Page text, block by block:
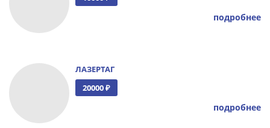
подробнее
ЛАЗЕРТАГ
20000 ₽
подробнее